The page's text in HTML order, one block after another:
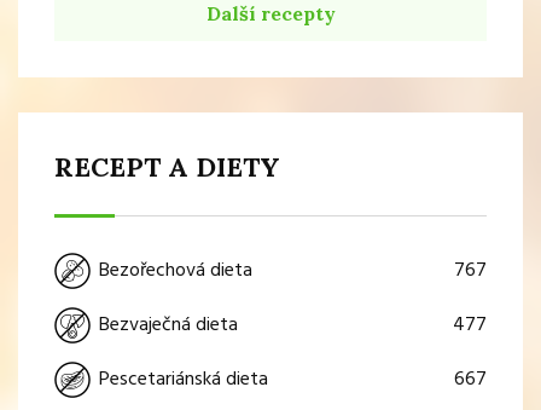
Další recepty
RECEPT A DIETY
Bezořechová dieta
767
Bezvaječná dieta
477
Pescetariánská dieta
667